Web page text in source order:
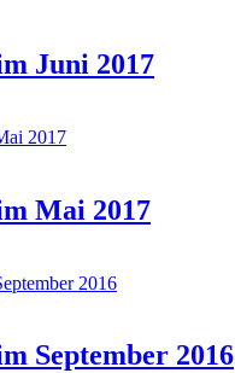
Juni 2017
Mai 2017
September 2016